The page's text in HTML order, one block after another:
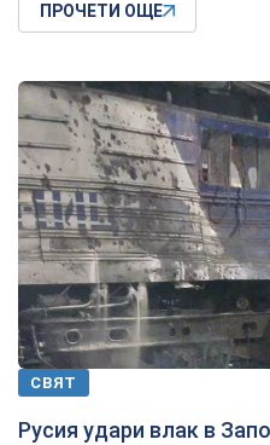
ПРОЧЕТИ ОЩЕ
СВЯТ
Русия удари влак в